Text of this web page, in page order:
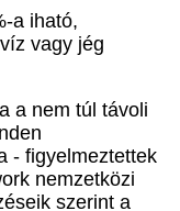
a iható,
vagy jég
a nem túl távoli
- figyelmeztettek
nemzetközi
szerint a